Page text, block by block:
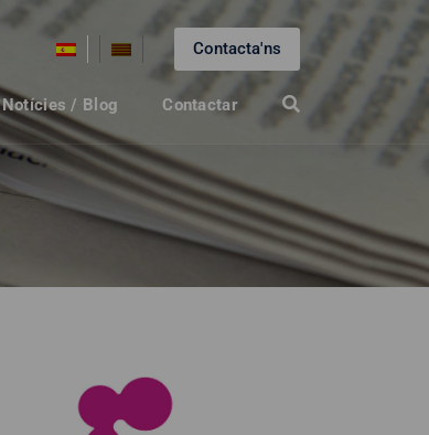
Contacta'ns
Notícies / Blog Contactar